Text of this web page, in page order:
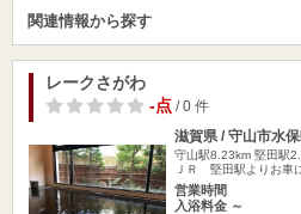
関連情報から探す
レークさがわ
-点/ 0 件
滋賀県 / 守山市水
守山駅8.23km 堅田駅
ＪＲ 堅田駅よりお車
営業時間
入浴料金 ～